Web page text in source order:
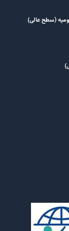
(سطح عالی)